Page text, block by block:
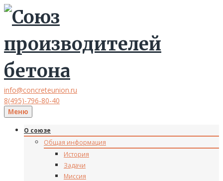
info@concreteunion.ru
8(495)-796-80-40
Меню
О союзе
Общая информация
История
Задачи
Миссия